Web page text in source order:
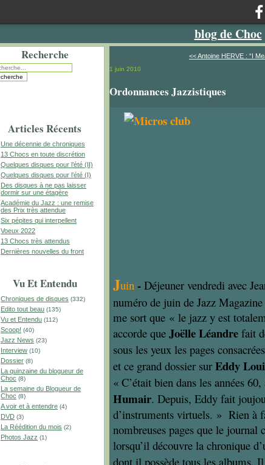
blog de Choc
Recherche
Articles Récents
Une décennie de chroniques
13 Chocs en toute discrétion
Quelques disques pour l’été (II)
Quelques disques pour l’été (I)
Des disques à ne pas laisser
dormir sur une étagère
Académie du Jazz : une remise
des Prix très attendue
Six pépites qui interpellent
Voeux 2022
13 Chocs très attendus
Dernières nouvelles du front
Vu Et Entendu
Chroniques de disques (332)
Edito tout beau (135)
Vu et Entendu (112)
Scoop! (40)
Jazz News (23)
Interview (10)
Dossier (8)
La quinzaine du blogueur de
Choc (8)
La semaine du Blogueur de
Choc (8)
A voir et à entendre (4)
DVD (3)
La Réédition du mois (2)
Photos Jazz (1)
<< Antoine HERVE : “I
1 juin 2010
Ordonnances Jazzistiques
Juin - Déjeuner vendredi avec
numéro de juin de Jazz
me sort que « le jazz y est
accorde que Joëlle Léandre fait
sous les yeux les pages
et ce grand dossier sur Eddy
« C’était bien dans les années
Humair. Depuis, Eddy fait
d’instruments virtuels. » Rien à
nombreuses pages que le journal
lorsqu’il découvre la chronique
dont il possède tous les albums.